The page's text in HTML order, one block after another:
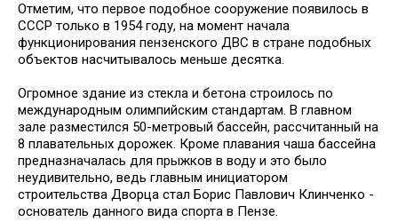
Отметим, что первое подобное сооружение появилось в
СССР только в 1954 году, на момент начала
функционирования пензенского ДВС в стране подобных
объектов насчитывалось меньше десятка.
Огромное здание из стекла и бетона строилось по
международным олимпийским стандартам. В главном
зале разместился 50-метровый бассейн, рассчитанный на
8 плавательных дорожек. Кроме плавания чаша бассейна
предназначалась для прыжков в воду и это было
неудивительно, ведь главным инициатором
строительства Дворца стал Борис Павлович Клинченко -
основатель данного вида спорта в Пензе.